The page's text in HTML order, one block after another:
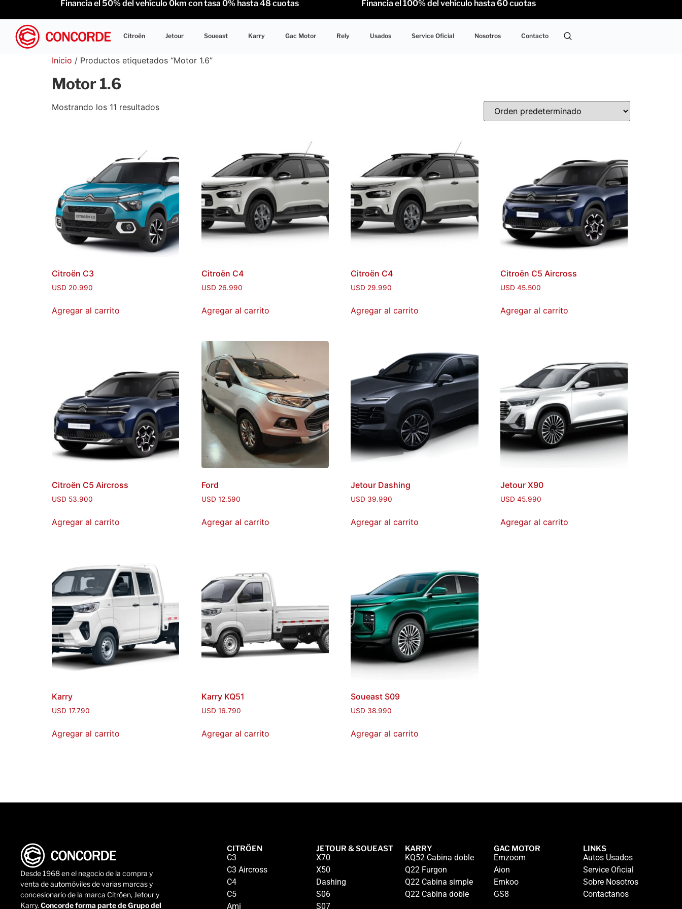
Financia el 50% del vehículo 0km con tasa 0% hasta 48 cuotas Financia el 100% del vehículo hasta 60 cuotas
Citroën Jetour Soueast Karry Gac Motor Rely Usados Service Oficial Nosotros Contacto
Inicio / Productos etiquetados “Motor 1.6”
Motor 1.6
Mostrando los 11 resultados
Citroën C3
USD 20.990
Agregar al carrito
Citroën C4
USD 26.990
Agregar al carrito
Citroën C4
USD 29.990
Agregar al carrito
Citroën C5 Aircross
USD45.500
Agregar al carrito
Citroën C5 Aircross
USD 53.900
Agregar al carrito
Ford
USD 12.590
Agregar al carrito
Jetour Dashing
USD 39.990
Agregar al carrito
Jetour X90
USD45.990
Agregar al carrito
Karry
USD 17.790
Agregar al carrito
Karry KQ51
USD 16.790
Agregar al carrito
Soueast S09
USD 38.990
Agregar al carrito
Desde 1968 en el negocio de la compra y
venta de automóviles de varias marcas y
concesionario de la marca Citröen, Jetour y
Karry. Concorde forma parte de Grupo del
CITRÖEN
C3
C3 Aircross
C4
C5
Ami
JETOUR & SOUEAST
X70
X50
Dashing
S06
S07
KARRY
KQ52 Cabina doble
Q22 Furgon
Q22 Cabina simple
Q22 Cabina doble
GAC MOTOR
Emzoom
Aion
Emkoo
GS8
LINKS
Autos Usados
Service Oficial
Sobre Nosotros
Contactanos